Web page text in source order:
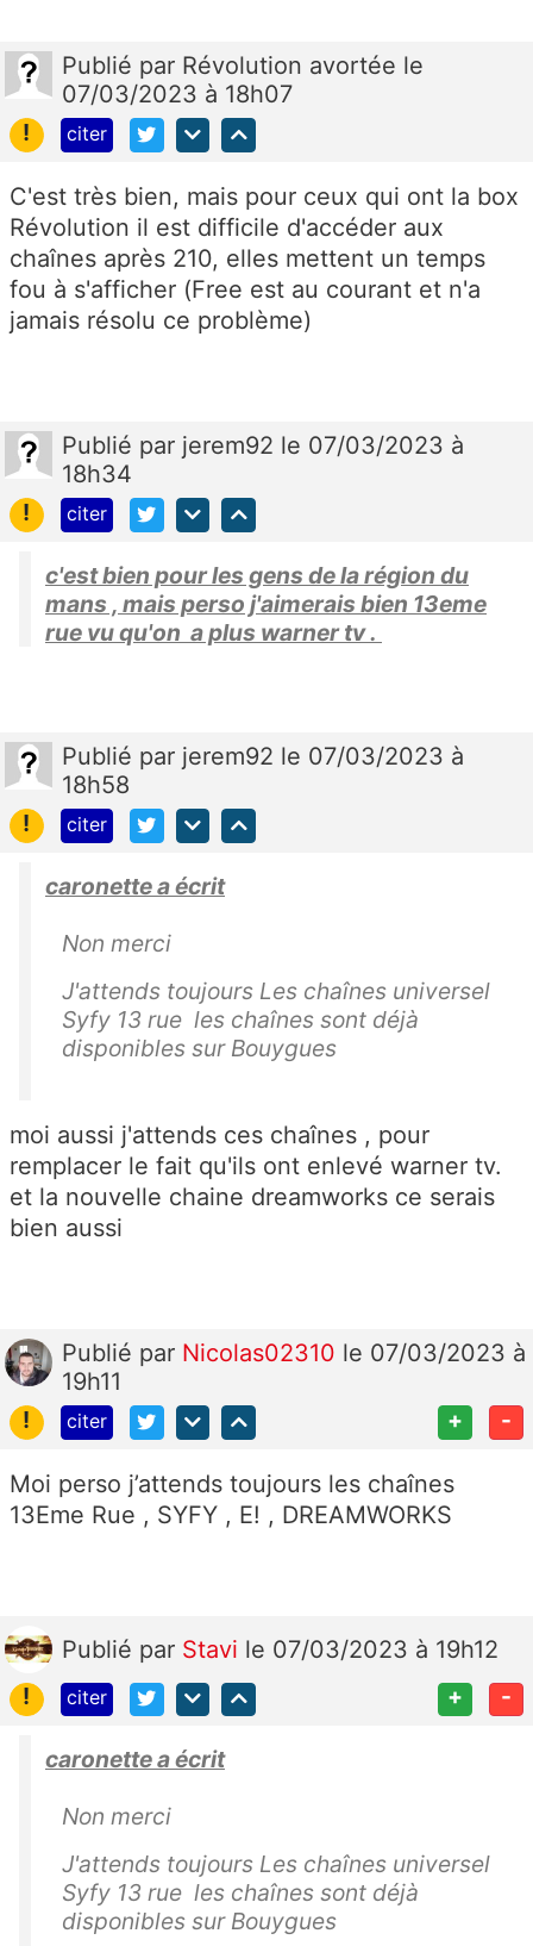
Publié par Révolution avortée le
07/03/2023 à 18h07
!
citer
C'est très bien, mais pour ceux qui ont la box
Révolution il est difficile d'accéder aux
chaînes après 210, elles mettent un temps
fou à s'afficher (Free est au courant et n'a
jamais résolu ce problème)
Publié par jerem92 le 07/03/2023 à
18h34
!
citer
c'est bien pour les gens de la région du
mans , mais perso j'aimerais bien 13eme
rue vu qu'on a plus warner tv .
Publié par jerem92 le 07/03/2023 à
18h58
!
citer
caronette a écrit
Non merci
J'attends toujours Les chaînes universel
Syfy 13 rue les chaînes sont déjà
disponibles sur Bouygues
moi aussi j'attends ces chaînes , pour
remplacer le fait qu'ils ont enlevé warner tv.
et la nouvelle chaine dreamworks ce serais
bien aussi
Publié par Nicolas02310 le 07/03/2023 à
19h11
!
citer + -
Moi perso j’attends toujours les chaînes
13Eme Rue , SYFY , E! , DREAMWORKS
Publié par Stavi le 07/03/2023 à 19h12
!
citer + -
caronette a écrit
Non merci
J'attends toujours Les chaînes universel
Syfy 13 rue les chaînes sont déjà
disponibles sur Bouygues